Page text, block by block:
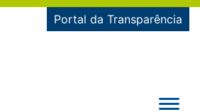
Portal da Transparência